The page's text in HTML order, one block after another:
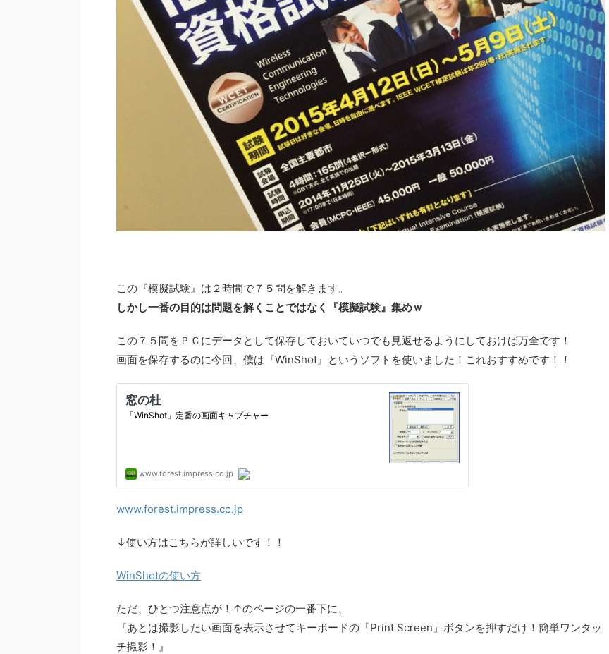
この『模擬試験』は２時間で７５問を解きます。
しかし一番の目的は問題を解くことではなく『模擬試験』集めｗ
この７５問をＰＣにデータとして保存しておいていつでも見返せるようにしておけば万全です！
画面を保存するのに今回、僕は『WinShot』というソフトを使いました！これおすすめです！！
www.forest.impress.co.jp
↓使い方はこちらが詳しいです！！
WinShotの使い方
ただ、ひとつ注意点が！↑のページの一番下に、
『あとは撮影したい画面を表示させてキーボードの「Print Screen」ボタンを押すだけ！簡単ワンタッ
チ撮影！』